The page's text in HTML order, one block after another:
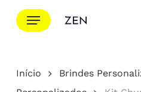
para
principal
Menu
Cotação
Início Brindes